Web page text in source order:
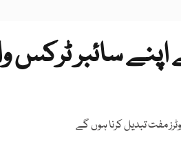
سائبر ٹرکس
مفت تبدیل کرنا ہوں گے